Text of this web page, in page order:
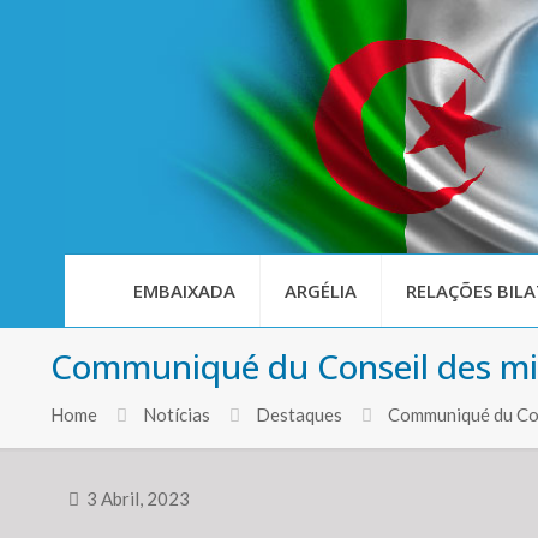
EMBAIXADA ARGÉLIA RELAÇÕES
Communiqué du Conseil des
Home Notícias Destaques Communiqué du
3 Abril, 2023